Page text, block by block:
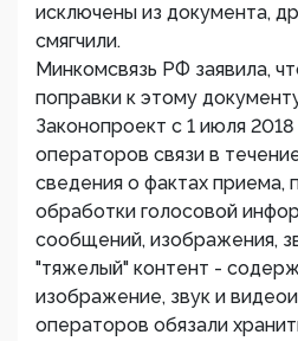
исключены из документа,
смягчили.
Минкомсвязь РФ заявила,
поправки к этому
Законопроект с 1 июля
операторов связи в
сведения о фактах приема,
обработки голосовой
сообщений, изображения,
"тяжелый" контент -
изображение, звук и
операторов обязали